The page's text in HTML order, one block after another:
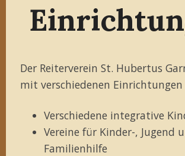
Der Reiterverein St. Hubertus
mit verschiedenen
Verschiedene integrative
Vereine für Kinder-, Jugend
Familienhilfe